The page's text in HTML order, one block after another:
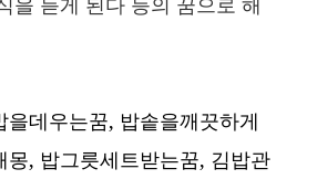
을데우는꿈, 밥솥을깨끗하게
몽, 밥그릇세트받는꿈, 김밥관